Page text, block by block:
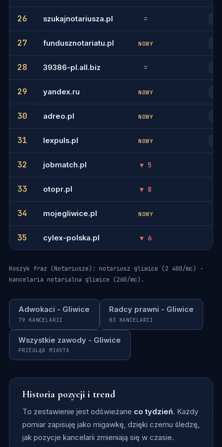
26 szukajnotariusza.pl =
27 fundusznotariatu.pl NOWY
28 39386-pl.all.biz =
29 yandex.ru NOWY
30 adreo.pl NOWY
31 lexpuls.pl NOWY
32 jobmatch.pl ▼ 5
33 otopr.pl ▼ 8
34 mojegliwice.pl NOWY
35 cylex-polska.pl ▼ 6
Koszyk fraz (Notariusze): notariusz gliwice (2 400/mc) ·
kancelaria notarialna gliwice (260/mc).
Adwokaci - Gliwice
79 KANCELARII
Radcy prawni - Gliwice
83 KANCELARII
Wszystkie zawody - Gliwice
PRZEGLĄD MIASTA
Historia pozycji i trend
To zestawienie jest odświeżane co tydzień. Każdy
pomiar zapisuję jako migawkę, dzięki czemu śledzę,
jak pozycje kancelarii zmieniają się w czasie.